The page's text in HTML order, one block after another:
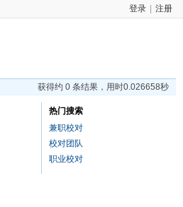
登录 注册
获得约 0 条结果，用时0.026658秒
热门搜索
兼职校对
校对团队
职业校对